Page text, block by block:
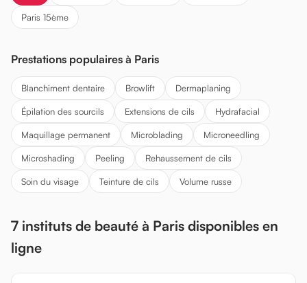
Paris 15ème
Prestations populaires à Paris
Blanchiment dentaire Browlift Dermaplaning
Épilation des sourcils Extensions de cils Hydrafacial
Maquillage permanent Microblading Microneedling
Microshading Peeling Rehaussement de cils
Soin du visage Teinture de cils Volume russe
7 instituts de beauté à Paris disponibles en
ligne